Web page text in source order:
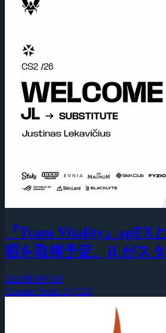
『Team Vitality』apEX
暇を取得予定、jLがス
2026年8月5日
Counter-Strike 2 (CS2)